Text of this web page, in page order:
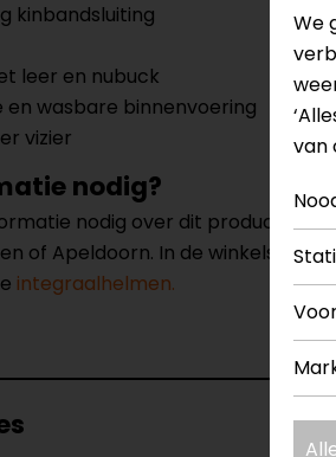
kinbandsluiting
leer en nubuck
en wasbare binnenvoering
vizier
nodig?
nodig over dit product?
of Apeldoorn. In de winkels
integraalhelmen.
We
van